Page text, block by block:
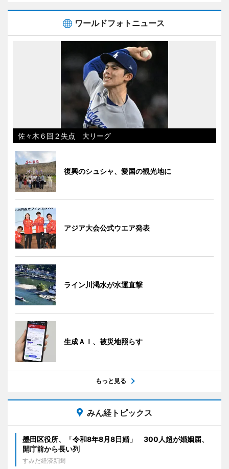
ワールドフォトニュース
佐々木６回２失点 大リーグ
復興のシュシャ、愛国の観光地に
アジア大会公式ウエア発表
ライン川渇水が水運直撃
生成ＡＩ、被災地照らす
もっと見る
みん経トピックス
墨田区役所、「令和8年8月8日婚」 300人超が婚姻届、
開庁前から長い列
すみだ経済新聞